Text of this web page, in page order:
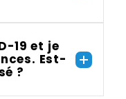
19 et je
Est-
?